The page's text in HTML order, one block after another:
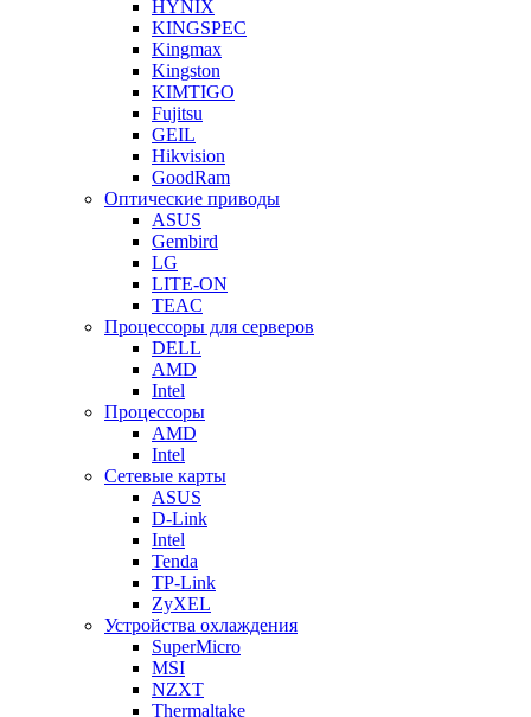
HYNIX
KINGSPEC
Kingmax
Kingston
KIMTIGO
Fujitsu
GEIL
Hikvision
GoodRam
Оптические приводы
ASUS
Gembird
LG
LITE-ON
TEAC
Процессоры для серверов
DELL
AMD
Intel
Процессоры
AMD
Intel
Сетевые карты
ASUS
D-Link
Intel
Tenda
TP-Link
ZyXEL
Устройства охлаждения
SuperMicro
MSI
NZXT
Thermaltake